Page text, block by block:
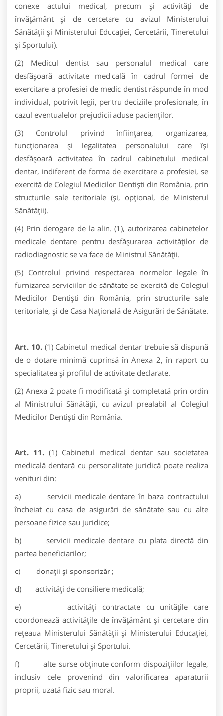
conexe actului medical, precum şi activităţi de
învăţământ şi de cercetare cu avizul Ministerului
Sănătăţii şi Ministerului Educaţiei, Cercetării, Tineretului
și Sportului).
(2) Medicul dentist sau personalul medical care
desfăşoară activitate medicală în cadrul formei de
exercitare a profesiei de medic dentist răspunde în mod
individual, potrivit legii, pentru deciziile profesionale, în
cazul eventualelor prejudicii aduse pacienţilor.
(3) Controlul privind înfiinţarea, organizarea,
funcţionarea şi legalitatea personalului care îşi
desfăşoară activitatea în cadrul cabinetului medical
dentar, indiferent de forma de exercitare a profesiei, se
exercită de Colegiul Medicilor Dentişti din România, prin
structurile sale teritoriale (şi, opţional, de Ministerul
Sănătăţii).
(4) Prin derogare de la alin. (1), autorizarea cabinetelor
medicale dentare pentru desfăşurarea activităţilor de
radiodiagnostic se va face de Ministrul Sănătăţii.
(5) Controlul privind respectarea normelor legale în
furnizarea serviciilor de sănătate se exercită de Colegiul
Medicilor Dentişti din România, prin structurile sale
teritoriale, şi de Casa Naţională de Asigurări de Sănătate.
Art. 10. (1) Cabinetul medical dentar trebuie să dispună
de o dotare minimă cuprinsă în Anexa 2, în raport cu
specialitatea şi profilul de activitate declarate.
(2) Anexa 2 poate fi modificată și completată prin ordin
al Ministrului Sănătăţii, cu avizul prealabil al Colegiul
Medicilor Dentişti din România.
Art. 11.(1) Cabinetul medical dentar sau societatea
medicală dentară cu personalitate juridică poate realiza
venituri din:
a) servicii medicale dentare în baza contractului
încheiat cu casa de asigurări de sănătate sau cu alte
persoane fizice sau juridice;
b) servicii medicale dentare cu plata directă din
partea beneficiarilor;
c) donaţii şi sponsorizări;
d) activităţi de consiliere medicală;
e) activităţi contractate cu unităţile care
coordonează activităţile de învăţământ şi cercetare din
reţeaua Ministerului Sănătăţii şi Ministerului Educaţiei,
Cercetării, Tineretului și Sportului.
f) alte surse obţinute conform dispoziţiilor legale,
inclusiv cele provenind din valorificarea aparaturii
proprii, uzată fizic sau moral.